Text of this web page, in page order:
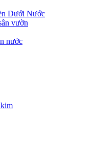
Dưới Nước
vườn
nước